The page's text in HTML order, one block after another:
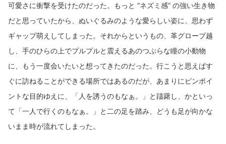
可愛さに衝撃を受けたのだった。もっと “ネズミ感” の強い生き物
だと思っていたから、ぬいぐるみのような愛らしい姿に、思わず
ギャップ萌えしてしまった。それからというもの、革グローブ越
し、手のひらの上でプルプルと震えるあのつぶらな瞳の小動物
に、もう一度会いたいと想ってきたのだった。行こうと思えばす
ぐに訪ねることができる場所ではあるのだが、あまりにピンポイ
ントな目的ゆえに、「人を誘うのもなぁ。」と躊躇し、かといっ
て「一人で行くのもなぁ。」と二の足を踏み、どうも足が向かな
いまま時が流れてしまった。